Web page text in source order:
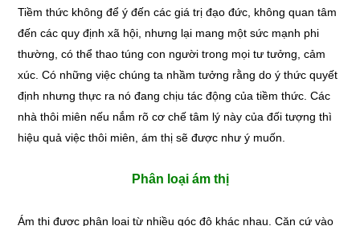
Tiềm thức không để ý đến các giá trị đạo đức, không quan tâm
đến các quy định xã hội, nhưng lại mang một sức mạnh phi
thường, có thể thao túng con người trong mọi tư tưởng, cảm
xúc. Có những việc chúng ta nhầm tưởng rằng do ý thức quyết
định nhưng thực ra nó đang chịu tác động của tiềm thức. Các
nhà thôi miên nếu nắm rõ cơ chế tâm lý này của đối tượng thì
hiệu quả việc thôi miên, ám thị sẽ được như ý muốn.
Phân loại ám thị
Ám thị được phân loại từ nhiều góc độ khác nhau. Căn cứ vào